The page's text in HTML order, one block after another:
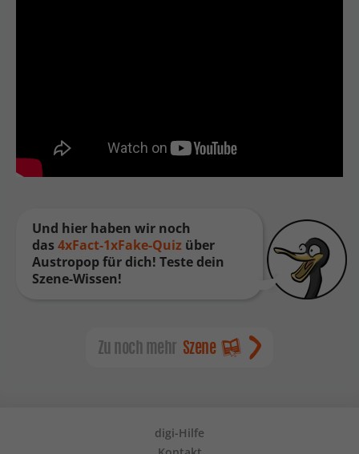
Und hier haben wir noch
das4xFact-1xFake-Quiz über
Austropop für dich! Teste dein
Szene-Wissen!
Zu noch mehr Szene
digi-Hilfe